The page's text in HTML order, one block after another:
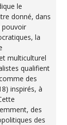
le
donné, dans
pouvoir
la
multiculturel
qualifient
des
inspirés, à
des
des